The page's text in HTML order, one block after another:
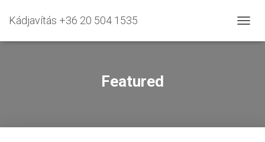
Kádjavítás +36 20 504 1535
BE-/
Featured